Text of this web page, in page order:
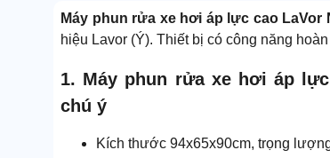
Máy phun rửa xe hơi áp lực cao LaVor
hiệu Lavor (Ý). Thiết bị có công năng
1. Máy phun rửa xe hơi áp
chú ý
Kích thước 94x65x90cm, trọng